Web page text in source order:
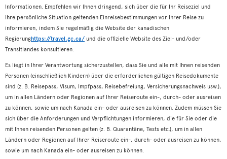
Informationen. Empfehlen wir Ihnen dringend, sich über die für Ihr Reiseziel und
Ihre persönliche Situation geltenden Einreisebestimmungen vor Ihrer Reise zu
informieren, indem Sie regelmäßig die Website der kanadischen
Regierunghttps://travel.gc.ca/ und die offizielle Website des Ziel- und/oder
Transitlandes konsultieren.
Es liegt in Ihrer Verantwortung sicherzustellen, dass Sie und alle mit Ihnen reisenden
Personen (einschließlich Kindern) über die erforderlichen gültigen Reisedokumente
sind (z. B. Reisepass, Visum, Impfpass, Reisebefreiung, Versicherungsnachweis usw.),
um in allen Ländern oder Regionen auf Ihrer Reiseroute ein-, durch- oder ausreisen
zu können, sowie um nach Kanada ein- oder ausreisen zu können. Zudem müssen Sie
sich über die Anforderungen und Verpflichtungen informieren, die für Sie oder die
mit Ihnen reisenden Personen gelten (z. B. Quarantäne, Tests etc.), um in allen
Ländern oder Regionen auf Ihrer Reiseroute ein-, durch- oder ausreisen zu können,
sowie um nach Kanada ein- oder ausreisen zu können.